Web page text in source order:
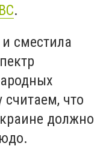
.
сместила
что
должно